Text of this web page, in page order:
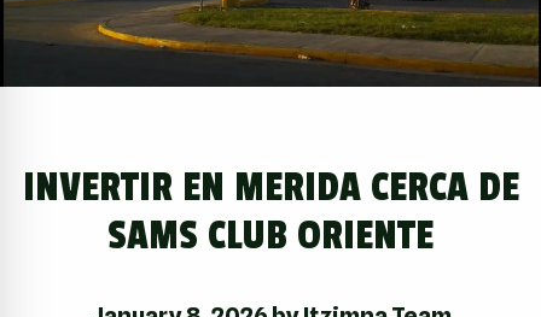
INVERTIR EN MERIDA CERCA DE
SAMS CLUB ORIENTE